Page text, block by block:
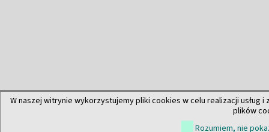
W naszej witrynie wykorzystujemy pliki cookies w celu realizacji usług i
plików
Rozumiem, nie